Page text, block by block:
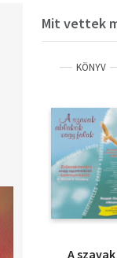
Mit vettek
KÖNYV
A szavak